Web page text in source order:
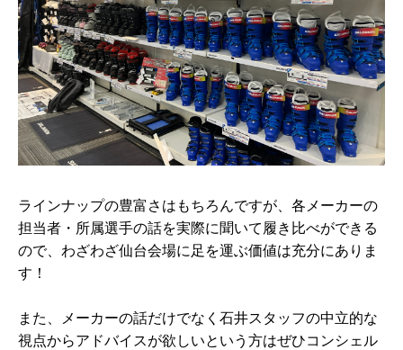
ラインナップの豊富さはもちろんですが、各メーカーの
担当者・所属選手の話を実際に聞いて履き比べができる
ので、わざわざ仙台会場に足を運ぶ価値は充分にありま
す！
また、メーカーの話だけでなく石井スタッフの中立的な
視点からアドバイスが欲しいという方はぜひコンシェル